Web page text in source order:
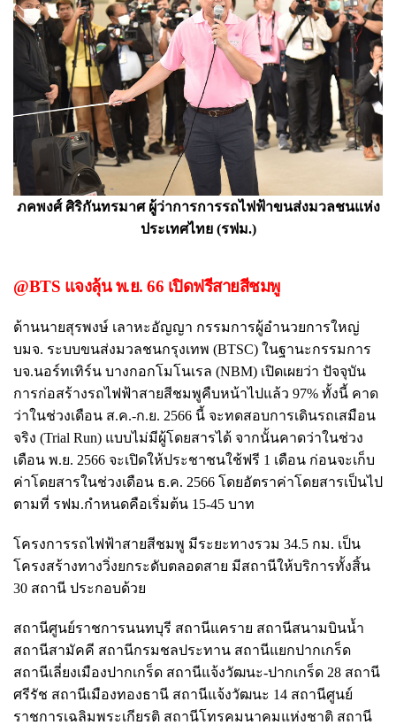
ภคพงศ์ ศิริกันทรมาศ ผู้ว่าการการรถไฟฟ้าขนส่งมวลชนแห่ง
ประเทศไทย (รฟม.)
@BTS แจงลุ้น พ.ย. 66 เปิดฟรีสายสีชมพู
ด้านนายสุรพงษ์ เลาหะอัญญา กรรมการผู้อำนวยการใหญ่
บมจ. ระบบขนส่งมวลชนกรุงเทพ (BTSC) ในฐานะกรรมการ
บจ.นอร์ทเทิร์น บางกอกโมโนเรล (NBM) เปิดเผยว่า ปัจจุบัน
การก่อสร้างรถไฟฟ้าสายสีชมพูคืบหน้าไปแล้ว 97% ทั้งนี้ คาด
ว่าในช่วงเดือน ส.ค.-ก.ย. 2566 นี้ จะทดสอบการเดินรถเสมือน
จริง (Trial Run) แบบไม่มีผู้โดยสารได้ จากนั้นคาดว่าในช่วง
เดือน พ.ย. 2566 จะเปิดให้ประชาชนใช้ฟรี 1 เดือน ก่อนจะเก็บ
ค่าโดยสารในช่วงเดือน ธ.ค. 2566 โดยอัตราค่าโดยสารเป็นไป
ตามที่ รฟม.กำหนดคือเริ่มต้น 15-45 บาท
โครงการรถไฟฟ้าสายสีชมพู มีระยะทางรวม 34.5 กม. เป็น
โครงสร้างทางวิ่งยกระดับตลอดสาย มีสถานีให้บริการทั้งสิ้น
30 สถานี ประกอบด้วย
สถานีศูนย์ราชการนนทบุรี สถานีแคราย สถานีสนามบินน้ำ
สถานีสามัคคี สถานีกรมชลประทาน สถานีแยกปากเกร็ด
สถานีเลี่ยงเมืองปากเกร็ด สถานีแจ้งวัฒนะ-ปากเกร็ด 28 สถานี
ศรีรัช สถานีเมืองทองธานี สถานีแจ้งวัฒนะ 14 สถานีศูนย์
ราชการเฉลิมพระเกียรติ สถานีโทรคมนาคมแห่งชาติ สถานี